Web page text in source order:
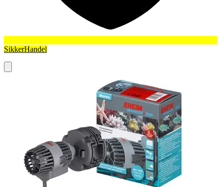
SikkerHandel